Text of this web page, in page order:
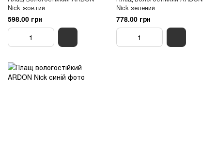
Nick жовтий
598.00 грн
Nick зелений
778.00 грн